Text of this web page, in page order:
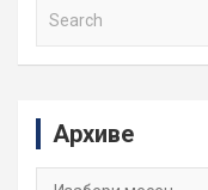
Архиве
Архиве